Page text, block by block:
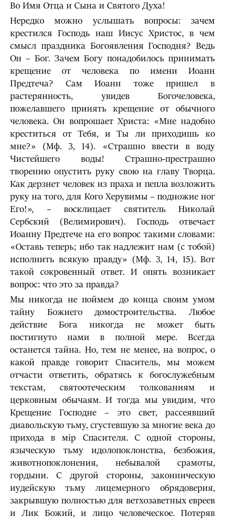
Во Имя Отца и Сына и Святого Духа!
Нередко можно услышать вопросы: зачем
крестился Господь наш Иисус Христос, в чем
смысл праздника Богоявления Господня? Ведь
Он – Бог. Зачем Богу понадобилось принимать
крещение от человека по имени Иоанн
Предтеча? Сам Иоанн тоже пришел в
растерянность, увидев Богочеловека,
пожелавшего принять крещение от обычного
человека. Он вопрошает Христа: «Мне надобно
креститься от Тебя, и Ты ли приходишь ко
мне?» (Мф. 3, 14). «Страшно ввести в воду
Чистейшего воды! Страшно-престрашно
творению опустить руку свою на главу Творца.
Как дерзнет человек из праха и пепла возложить
руку на того, для Кого Херувимы – подножие ног
Его!», – восклицает святитель Николай
Сербский (Велимирович). Господь отвечает
Иоанну Предтече на его вопрос такими словами:
«Оставь теперь; ибо так надлежит нам (с тобой)
исполнить всякую правду» (Мф. 3, 14, 15). Вот
такой сокровенный ответ. И опять возникает
вопрос: что это за правда?
Мы никогда не поймем до конца своим умом
тайну Божиего домостроительства. Любое
действие Бога никогда не может быть
постигнуто нами в полной мере. Всегда
останется тайна. Но, тем не менее, на вопрос, о
какой правде говорит Спаситель, мы можем
отчасти ответить, обратясь к богослужебным
текстам, святоотеческим толкованиям и
церковным обычаям. И тогда мы увидим, что
Крещение Господне – это свет, рассеявший
диавольскую тьму, сгустевшую за многие века до
прихода в мiр Спасителя. С одной стороны,
языческую тьму идолопоклонства, безбожия,
животнопоклонения, небывалой срамоты,
гордыни. С другой стороны, законническую
иудейскую тьму лицемерного обрядоверия,
закрывшую полностью для ветхозаветных евреев
и Лик Божий, и лицо человеческое. Потеряв